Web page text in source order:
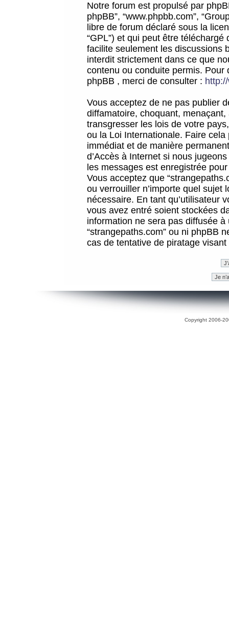
Notre forum est propulsé par
phpBB”, “www.phpbb.com”,
libre de forum déclaré sous la
“GPL”) et qui peut être téléchargé
facilite seulement les discussions
interdit strictement dans ce que
contenu ou conduite permis.
phpBB , merci de consulter :
Vous acceptez de ne pas publier
diffamatoire, choquant,
transgresser les lois de votre
ou la Loi Internationale. Faire
immédiat et de manière
d’Accès à Internet si nous
les messages est enregistrée
Vous acceptez que
ou verrouiller n’importe quel sujet
nécessaire. En tant qu’utilisateur
vous avez entré soient stockées
information ne sera pas diffusée
“strangepaths.com” ou ni phpBB
cas de tentative de piratage
Copyright 2006-